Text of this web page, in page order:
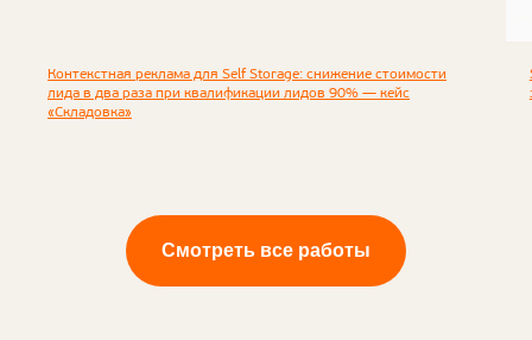
Контекстная реклама для Self Storage: снижение стоимости
лида в два раза при квалификации лидов 90% — кейс
«Складовка»
Смотреть все работы
Виды услуг
Появились вопросы?
Мы ответим на них :Р